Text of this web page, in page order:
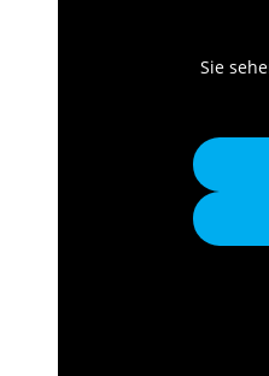
Sie